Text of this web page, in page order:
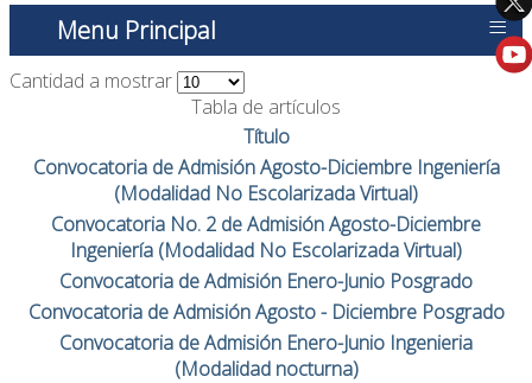
Menu Principal ≡
Cantidad a mostrar
Tabla de artículos
Título
Convocatoria de Admisión Agosto-Diciembre Ingeniería
(Modalidad No Escolarizada Virtual)
Convocatoria No. 2 de Admisión Agosto-Diciembre
Ingeniería (Modalidad No Escolarizada Virtual)
Convocatoria de Admisión Enero-Junio Posgrado
Convocatoria de Admisión Agosto - Diciembre Posgrado
Convocatoria de Admisión Enero-Junio Ingenieria
(Modalidad nocturna)